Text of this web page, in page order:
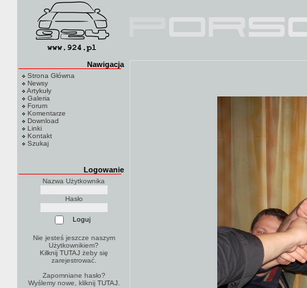
Nawigacja
Strona Główna
Newsy
Artykuły
Galeria
Forum
Komentarze
Download
Linki
Kontakt
Szukaj
Logowanie
Nazwa Użytkownika
Hasło
Nie jesteś jeszcze naszym
Użytkownikiem?
Kilknij TUTAJżeby się
zarejestrować.
Zapomniane hasło?
Wyślemy nowe, kliknij TUTAJ.